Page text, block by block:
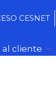
CESNET
cliente